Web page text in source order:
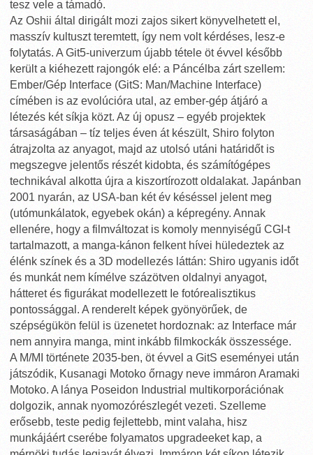
tesz vele a támadó.
Az Oshii által dirigált mozi zajos sikert könyvelhetett el,
masszív kultuszt teremtett, így nem volt kérdéses, lesz-e
folytatás. A Git5-univerzum újabb tétele öt évvel később
került a kiéhezett rajongók elé: a Páncélba zárt szellem:
Ember/Gép Interface (GitS: Man/Machine Interface)
címében is az evolúcióra utal, az ember-gép átjáró a
létezés két síkja közt. Az új opusz – egyéb projektek
társaságában – tíz teljes éven át készült, Shiro folyton
átrajzolta az anyagot, majd az utolsó utáni határidőt is
megszegve jelentős részét kidobta, és számítógépes
technikával alkotta újra a kiszortírozott oldalakat. Japánban
2001 nyarán, az USA-ban két év késéssel jelent meg
(utómunkálatok, egyebek okán) a képregény. Annak
ellenére, hogy a filmváltozat is komoly mennyiségű CGI-t
tartalmazott, a manga-kánon felkent hívei hüledeztek az
élénk színek és a 3D modellezés láttán: Shiro ugyanis időt
és munkát nem kímélve százötven oldalnyi anyagot,
hátteret és figurákat modellezett Ie fotórealisztikus
pontossággal. A renderelt képek gyönyörűek, de
szépségükön felül is üzenetet hordoznak: az Interface már
nem annyira manga, mint inkább filmkockák összessége.
A M/MI története 2035-ben, öt évvel a GitS eseményei után
játszódik, Kusanagi Motoko őrnagy neve immáron Aramaki
Motoko. A lánya Poseidon Industrial multikorporációnak
dolgozik, annak nyomozórészlegét vezeti. Szelleme
erősebb, teste pedig fejlettebb, mint valaha, hisz
munkájáért cserébe folyamatos upgradeeket kap, a